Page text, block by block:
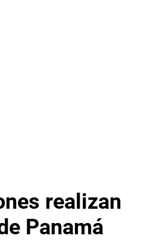
realizan
Panamá